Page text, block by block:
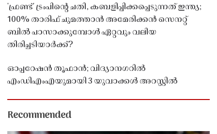
'ഫ്രണ്ട്' ട്രംപിന്റെ ചതി, കബളിപ്പിക്കപ്പെടുന്നത് ഇന്ത്യ;
100% താരിഫ് ചുമത്താൻ അമേരിക്കൻ സെനറ്റ്
ബിൽ പാസാക്കുമ്പോൾ ഏറ്റവും വലിയ
തിരിച്ചടിയാർക്ക്?
ഓപ്പറേഷൻ തൂഫാൻ; വിദ്യാനഗറിൽ
എംഡിഎംഎയുമായി 3 യുവാക്കൾ അറസ്റ്റിൽ
Recommended